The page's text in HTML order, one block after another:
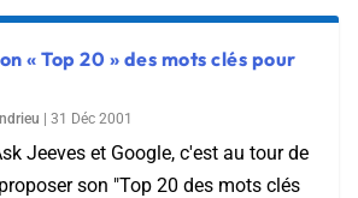
« Top 20 » des mots clés pour
31 Déc 2001
Jeeves et Google, c'est au tour de
son "Top 20 des mots clés